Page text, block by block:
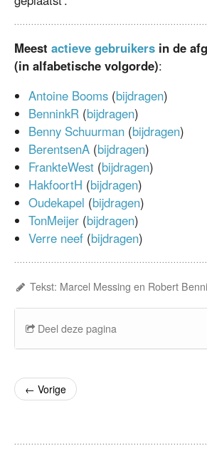
Meest actieve gebruikers in de
(in alfabetische volgorde):​
Antoine Booms (bijdragen)
BenninkR (bijdragen
Benny Schuurman (bijdragen)
BerentsenA (bijdragen)
FrankteWest (bijdragen)
HakfoortH (bijdragen)
Oudekapel (bijdragen)
TonMeijer (bijdragen)
Verre neef (bijdragen)
Tekst: Marcel Messing en Robert
Deel deze pagina
← Vorige